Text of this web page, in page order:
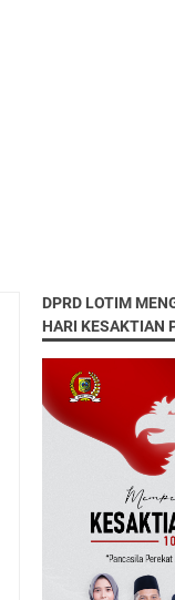
DPRD LOTIM
HARI KESAKTIAN